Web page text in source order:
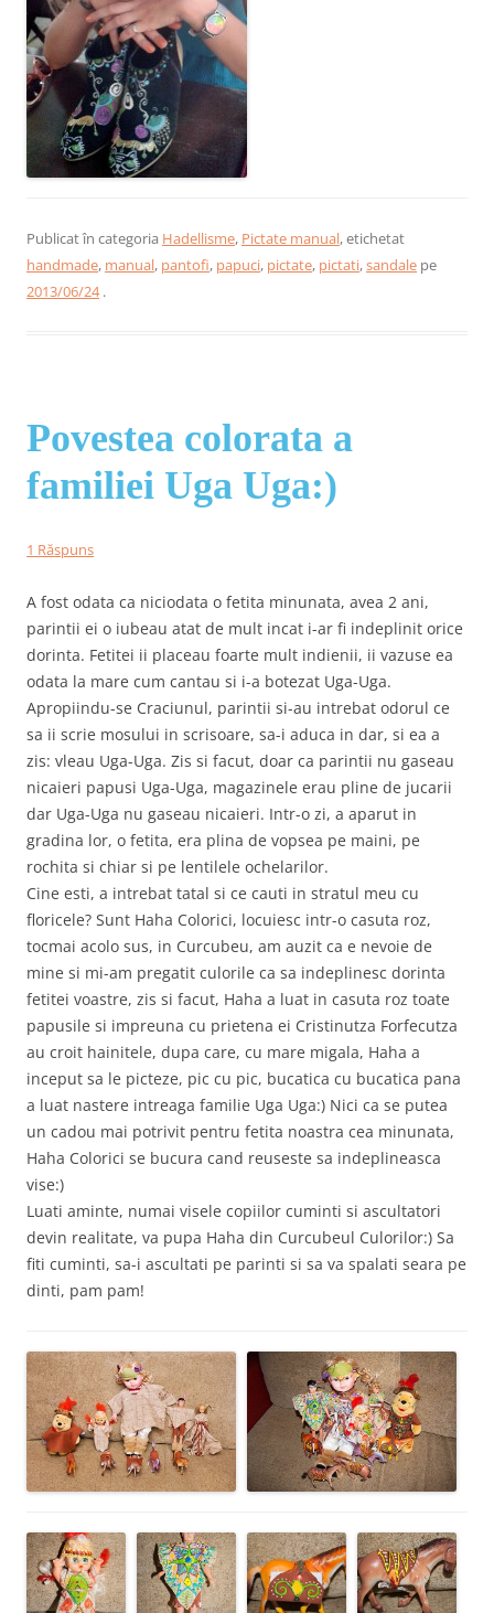
Publicat în categoria Hadellisme, Pictate manual, etichetat
handmade, manual, pantofi, papuci, pictate, pictati,sandale pe
2013/06/24 .
Povestea colorata a
familiei Uga Uga:)
1 Răspuns
A fost odata ca niciodata o fetita minunata, avea 2 ani,
parintii ei o iubeau atat de mult incat i-ar fi indeplinit orice
dorinta. Fetitei ii placeau foarte mult indienii, ii vazuse ea
odata la mare cum cantau si i-a botezat Uga-Uga.
Apropiindu-se Craciunul, parintii si-au intrebat odorul ce
sa ii scrie mosului in scrisoare, sa-i aduca in dar, si ea a
zis: vleau Uga-Uga. Zis si facut, doar ca parintii nu gaseau
nicaieri papusi Uga-Uga, magazinele erau pline de jucarii
dar Uga-Uga nu gaseau nicaieri. Intr-o zi, a aparut in
gradina lor, o fetita, era plina de vopsea pe maini, pe
rochita si chiar si pe lentilele ochelarilor.
Cine esti, a intrebat tatal si ce cauti in stratul meu cu
floricele? Sunt Haha Colorici, locuiesc intr-o casuta roz,
tocmai acolo sus, in Curcubeu, am auzit ca e nevoie de
mine si mi-am pregatit culorile ca sa indeplinesc dorinta
fetitei voastre, zis si facut, Haha a luat in casuta roz toate
papusile si impreuna cu prietena ei Cristinutza Forfecutza
au croit hainitele, dupa care, cu mare migala, Haha a
inceput sa le picteze, pic cu pic, bucatica cu bucatica pana
a luat nastere intreaga familie Uga Uga:) Nici ca se putea
un cadou mai potrivit pentru fetita noastra cea minunata,
Haha Colorici se bucura cand reuseste sa indeplineasca
vise:)
Luati aminte, numai visele copiilor cuminti si ascultatori
devin realitate, va pupa Haha din Curcubeul Culorilor:) Sa
fiti cuminti, sa-i ascultati pe parinti si sa va spalati seara pe
dinti, pam pam!